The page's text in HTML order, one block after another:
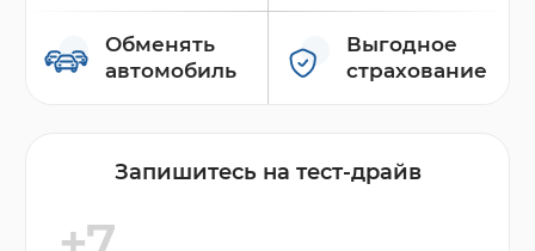
Обменять
автомобиль
Выгодное
страхование
Запишитесь на тест-драйв